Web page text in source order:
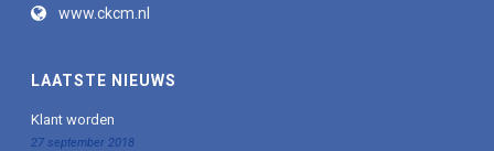
www.ckcm.nl
LAATSTE NIEUWS
Klant worden
27 september 2018